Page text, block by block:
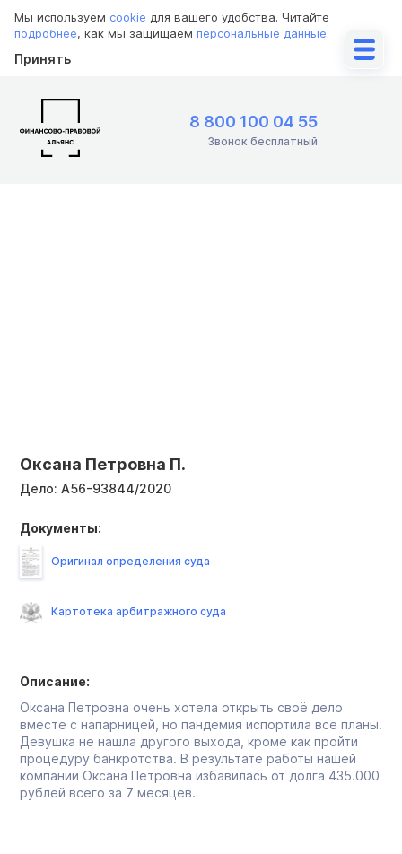
Мы используем cookie для вашего удобства. Читайте
подробнее, как мы защищаем персональные данные.
Принять
8 800 100 04 55
Звонок бесплатный
Оксана Петровна П.
Дело: А56-93844/2020
Описание:
Оксана Петровна очень хотела открыть своё дело
вместе с напарницей, но пандемия испортила все планы.
Девушка не нашла другого выхода, кроме как пройти
процедуру банкротства. В результате работы нашей
компании Оксана Петровна избавилась от долга 435.000
рублей всего за 7 месяцев.
Документы:
Оригинал определения суда
Картотека арбитражного суда